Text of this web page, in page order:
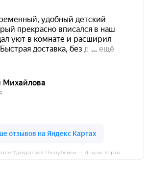
Удмуртской Республики — Яндекс Карты